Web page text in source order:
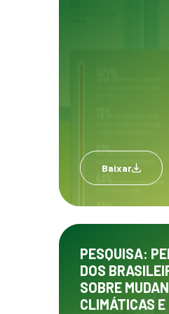
Baixar
PESQUISA:
DOS
SOBRE
CLIMÁTICAS E